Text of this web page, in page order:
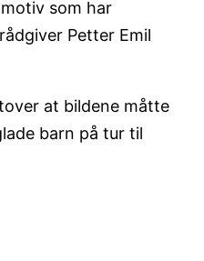
som har
Petter Emil
at bildene måtte
barn på tur til